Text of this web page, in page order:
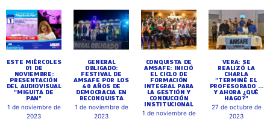
ESTE MIÉRCOLES
01 DE
NOVIEMBRE:
PRESENTACIÓN
DEL AUDIOVISUAL
"MIGUITA DE
PAN"
1 de noviembre de
2023
GENERAL
OBLIGADO:
FESTIVAL DE
AMSAFE POR LOS
40 AÑOS DE
DEMOCRACIA EN
RECONQUISTA
1 de noviembre de
2023
CONQUISTA DE
AMSAFE: INICIÓ
EL CICLO DE
FORMACIÓN
INTEGRAL PARA
LA GESTIÓN Y
CONDUCCIÓN
INSTITUCIONAL
1 de noviembre de
VERA: SE
REALIZÓ LA
CHARLA
"TERMINÉ EL
PROFESORADO ...
Y AHORA ¿QUÉ
HAGO?"
27 de octubre de
2023